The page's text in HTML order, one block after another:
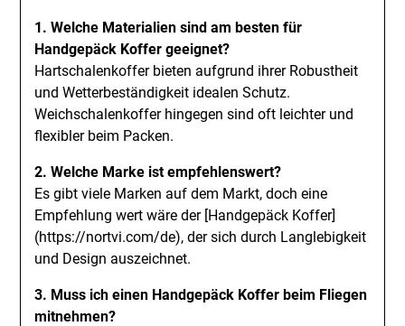
1. Welche Materialien sind am besten für
Handgepäck Koffer geeignet?
Hartschalenkoffer bieten aufgrund ihrer Robustheit
und Wetterbeständigkeit idealen Schutz.
Weichschalenkoffer hingegen sind oft leichter und
flexibler beim Packen.
2. Welche Marke ist empfehlenswert?
Es gibt viele Marken auf dem Markt, doch eine
Empfehlung wert wäre der [Handgepäck Koffer]
(https://nortvi.com/de), der sich durch Langlebigkeit
und Design auszeichnet.
3. Muss ich einen Handgepäck Koffer beim Fliegen
mitnehmen?